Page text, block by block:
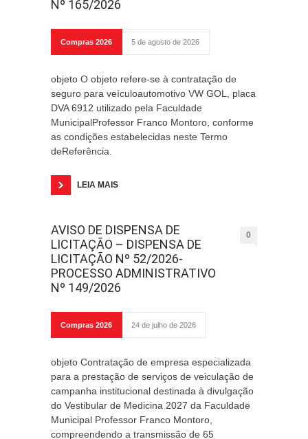
Nº 165/2026
Compras 2026 5 de agosto de 2026
objeto O objeto refere-se à contratação de
seguro para veículoautomotivo VW GOL, placa
DVA 6912 utilizado pela Faculdade
MunicipalProfessor Franco Montoro, conforme
as condições estabelecidas neste Termo
deReferência.
LEIA MAIS
AVISO DE DISPENSA DE
LICITAÇÃO – DISPENSA DE
LICITAÇÃO Nº 52/2026-
PROCESSO ADMINISTRATIVO
Nº 149/2026
0
Compras 2026 24 de julho de 2026
objeto Contratação de empresa especializada
para a prestação de serviços de veiculação de
campanha institucional destinada à divulgação
do Vestibular de Medicina 2027 da Faculdade
Municipal Professor Franco Montoro,
compreendendo a transmissão de 65